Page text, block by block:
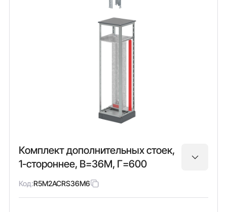
Комплект дополнительных стоек,
1-стороннее, В=36M, Г=600
Код:R5M2ACRS36M6